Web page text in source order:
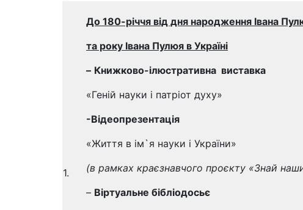
1.
До 180-річчя від дня народження Івана
та року Івана Пулюя в Україні
– Книжково-ілюстративна виставка
«Геній науки і патріот духу»
-Відеопрезентація
«Життя в ім`я науки і України»
(в рамках краєзнавчого проєкту «Знай
– Віртуальне бібліодосьє